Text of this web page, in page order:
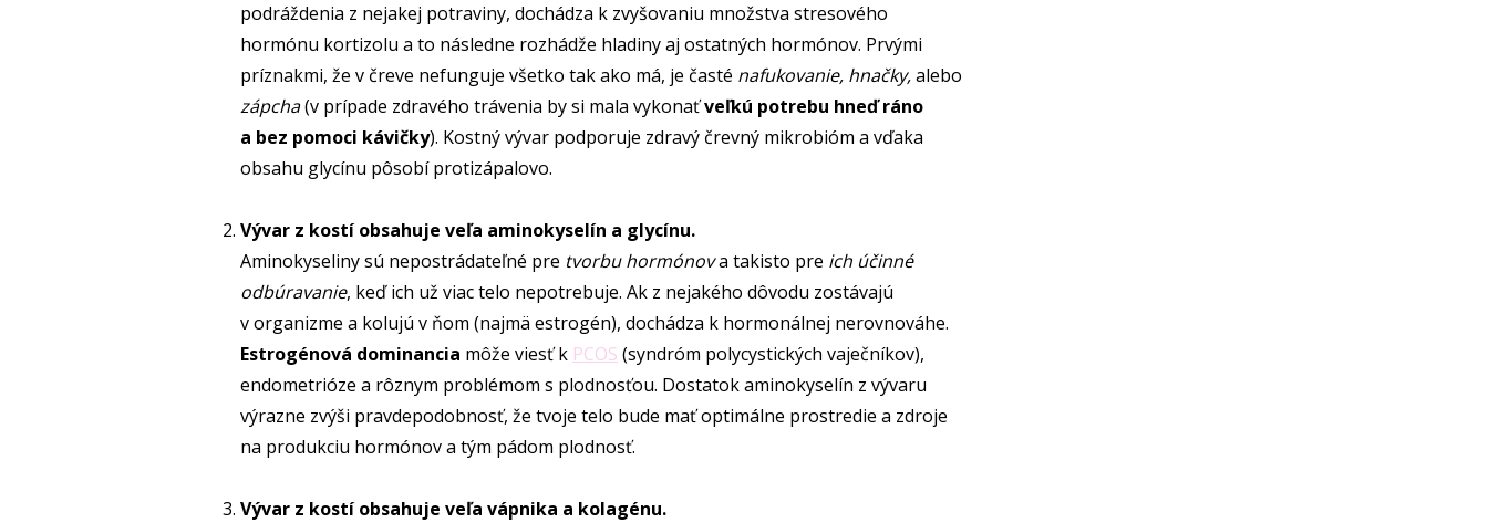
podráždenia z nejakej potraviny, dochádza k zvyšovaniu množstva stresového
hormónu kortizolu a to následne rozhádže hladiny aj ostatných hormónov. Prvými
príznakmi, že v čreve nefunguje všetko tak ako má, je časté nafukovanie, hnačky,alebo
zápcha(v prípade zdravého trávenia by si mala vykonaťveľkú potrebu hneď ráno
a bez pomoci kávičky). Kostný vývar podporuje zdravý črevný mikrobióm a vďaka
obsahu glycínu pôsobí protizápalovo.
Vývar z kostí obsahuje veľa aminokyselín a glycínu.
Aminokyseliny sú nepostrádateľné pre tvorbu hormónova takisto pre ich účinné
odbúravanie, keď ich už viac telo nepotrebuje. Ak z nejakého dôvodu zostávajú
v organizme a kolujú v ňom (najmä estrogén), dochádza k hormonálnej nerovnováhe.
Estrogénová dominancia môže viesť k PCOS (syndróm polycystických vaječníkov),
endometrióze a rôznym problémom s plodnosťou. Dostatok aminokyselín z vývaru
výrazne zvýši pravdepodobnosť, že tvoje telo bude mať optimálne prostredie a zdroje
na produkciu hormónov a tým pádom plodnosť.
Vývar z kostí obsahuje veľa vápnika a kolagénu.